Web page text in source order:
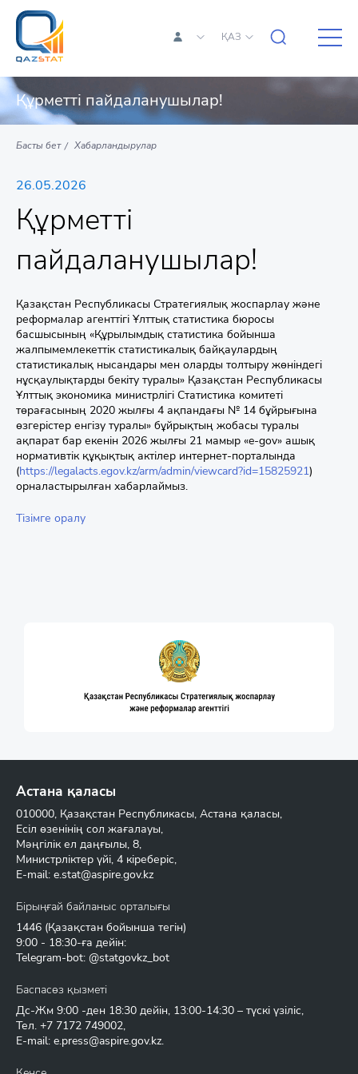
ҚАЗ
Құрметті пайдаланушылар!
Басты бет Хабарландырулар
26.05.2026
Құрметті
пайдаланушылар!
Қазақстан Республикасы Стратегиялық жоспарлау және
реформалар агенттігі Ұлттық статистика бюросы
басшысының «Құрылымдық статистика бойынша
жалпымемлекеттік статистикалық байқаулардың
статистикалық нысандары мен оларды толтыру жөніндегі
нұсқаулықтарды бекіту туралы» Қазақстан Республикасы
Ұлттық экономика министрлігі Статистика комитеті
төрағасының 2020 жылғы 4 ақпандағы № 14 бұйрығына
өзгерістер енгізу туралы» бұйрықтың жобасы туралы
ақпарат бар екенін 2026 жылғы 21 мамыр «e-gov» ашық
нормативтік құқықтық актілер интернет-порталында
(https://legalacts.egov.kz/arm/admin/viewcard?id=15825921)
орналастырылған хабарлаймыз.
Тізімге оралу
Астана қаласы
010000, Қазақстан Республикасы, Астана қаласы,
Есіл өзенінің сол жағалауы,
Мәңгілік ел даңғылы, 8,
Министрліктер үйі, 4 кіреберіс,
E-mail: e.stat@aspire.gov.kz
Бірыңғай байланыс орталығы
1446 (Қазақстан бойынша тегін)
9:00 - 18:30-ға дейін:
Telegram-bot: @statgovkz_bot
Баспасөз қызметі
Дс-Жм 9:00 -ден 18:30 дейін, 13:00-14:30 – түскі үзіліс,
Тел. +7 7172 749002,
E-mail: e.press@aspire.gov.kz.